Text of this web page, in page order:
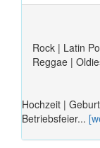
Rock | Latin
Reggae |
Hochzeit |
Betriebsfeier...